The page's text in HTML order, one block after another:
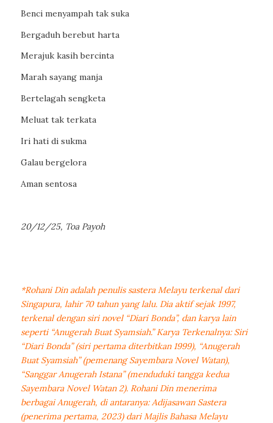
Benci menyampah tak suka
Bergaduh berebut harta
Merajuk kasih bercinta
Marah sayang manja
Bertelagah sengketa
Meluat tak terkata
Iri hati di sukma
Galau bergelora
Aman sentosa
20/12/25, Toa Payoh
*Rohani Din adalah penulis sastera Melayu terkenal dari
Singapura, lahir 70 tahun yang lalu. Dia aktif sejak 1997,
terkenal dengan siri novel “Diari Bonda”, dan karya lain
seperti “Anugerah Buat Syamsiah.” Karya Terkenalnya: Siri
“Diari Bonda” (siri pertama diterbitkan 1999), “Anugerah
Buat Syamsiah” (pemenang Sayembara Novel Watan),
“Sanggar Anugerah Istana” (menduduki tangga kedua
Sayembara Novel Watan 2). Rohani Din menerima
berbagai Anugerah, di antaranya: Adijasawan Sastera
(penerima pertama, 2023) dari Majlis Bahasa Melayu